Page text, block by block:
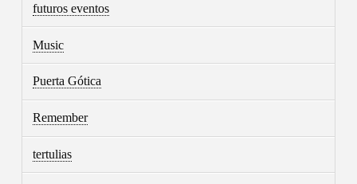
futuros eventos
Music
Puerta Gótica
Remember
tertulias